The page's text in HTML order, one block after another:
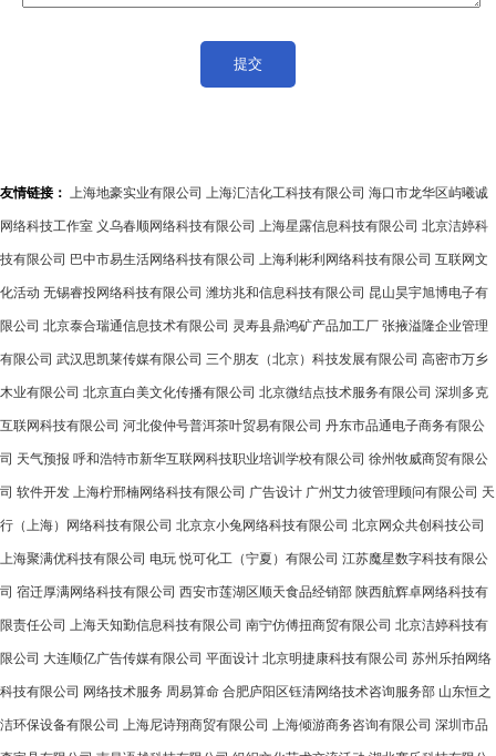
友情链接： 上海地豪实业有限公司 上海汇洁化工科技有限公司 海口市龙华区屿曦诚
网络科技工作室 义乌春顺网络科技有限公司 上海星露信息科技有限公司 北京洁婷科
技有限公司 巴中市易生活网络科技有限公司 上海利彬利网络科技有限公司 互联网文
化活动 无锡睿投网络科技有限公司 潍坊兆和信息科技有限公司 昆山昊宇旭博电子有
限公司 北京泰合瑞通信息技术有限公司 灵寿县鼎鸿矿产品加工厂 张掖溢隆企业管理
有限公司 武汉思凯莱传媒有限公司 三个朋友（北京）科技发展有限公司 高密市万乡
木业有限公司 北京直白美文化传播有限公司 北京微结点技术服务有限公司 深圳多克
互联网科技有限公司 河北俊仲号普洱茶叶贸易有限公司 丹东市品通电子商务有限公
司 天气预报 呼和浩特市新华互联网科技职业培训学校有限公司 徐州牧威商贸有限公
司 软件开发 上海柠邢楠网络科技有限公司 广告设计 广州艾力彼管理顾问有限公司 天
行（上海）网络科技有限公司 北京京小兔网络科技有限公司 北京网众共创科技公司
上海聚满优科技有限公司 电玩 悦可化工（宁夏）有限公司 江苏魔星数字科技有限公
司 宿迁厚满网络科技有限公司 西安市莲湖区顺天食品经销部 陕西航辉卓网络科技有
限责任公司 上海天知勤信息科技有限公司 南宁仿傅扭商贸有限公司 北京洁婷科技有
限公司 大连顺亿广告传媒有限公司 平面设计 北京明捷康科技有限公司 苏州乐拍网络
科技有限公司 网络技术服务 周易算命 合肥庐阳区钰清网络技术咨询服务部 山东恒之
洁环保设备有限公司 上海尼诗翔商贸有限公司 上海倾游商务咨询有限公司 深圳市品